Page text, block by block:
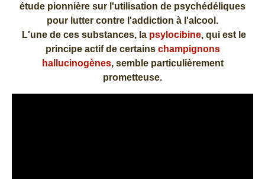
étude pionnière sur l'utilisation de psychédéliques
pour lutter contre l'addiction à l'alcool.
L'une de ces substances, la psylocibine, qui est le
principe actif de certains champignons
hallucinogènes, semble particulièrement
prometteuse.